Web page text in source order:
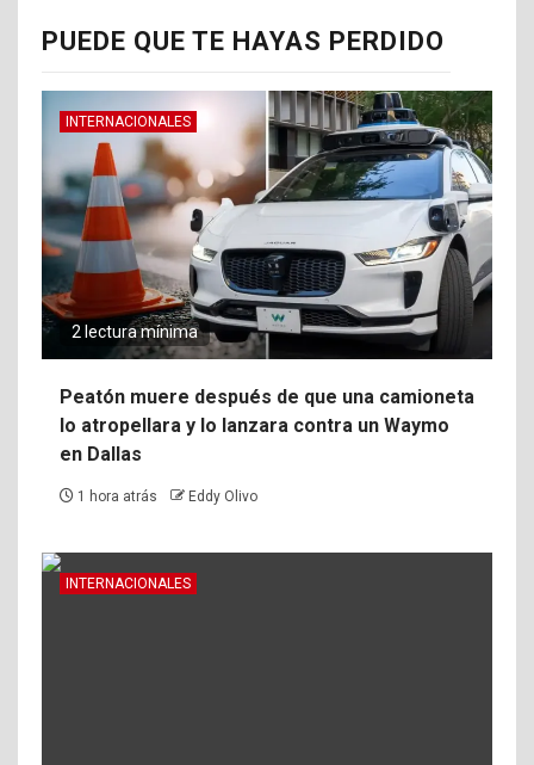
PUEDE QUE TE HAYAS PERDIDO
INTERNACIONALES
2 lectura mínima
Peatón muere después de que una camioneta
lo atropellara y lo lanzara contra un Waymo
en Dallas
1 hora atrás Eddy Olivo
INTERNACIONALES